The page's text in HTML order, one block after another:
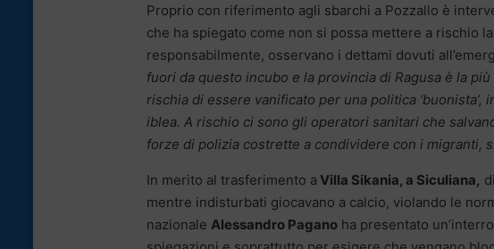
Proprio con riferimento agli sbarchi a Pozzallo è
che ha spiegato come non si possa mettere a rischio
responsabilmente, osservano i dettami dovuti
fuori da questo incubo e la provincia di Ragusa è la
rischia di essere vanificato per una politica
iblea. A rischio ci sono gli operatori sanitari che
forze di polizia costrette a condividere con i migranti,
In merito al trasferimento a Villa Sikania, a Siculiana,
mentre indisturbati giocavano a calcio, violando le
nazionale Alessandro Pagano ha presentato